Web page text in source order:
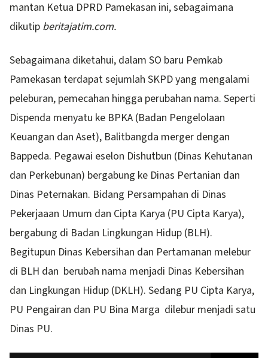
mantan Ketua DPRD Pamekasan ini, sebagaimana
dikutip beritajatim.com.
Sebagaimana diketahui, dalam SO baru Pemkab
Pamekasan terdapat sejumlah SKPD yang mengalami
peleburan, pemecahan hingga perubahan nama. Seperti
Dispenda menyatu ke BPKA (Badan Pengelolaan
Keuangan dan Aset), Balitbangda merger dengan
Bappeda. Pegawai eselon Dishutbun (Dinas Kehutanan
dan Perkebunan) bergabung ke Dinas Pertanian dan
Dinas Peternakan. Bidang Persampahan di Dinas
Pekerjaaan Umum dan Cipta Karya (PU Cipta Karya),
bergabung di Badan Lingkungan Hidup (BLH).
Begitupun Dinas Kebersihan dan Pertamanan melebur
di BLH dan berubah nama menjadi Dinas Kebersihan
dan Lingkungan Hidup (DKLH). Sedang PU Cipta Karya,
PU Pengairan dan PU Bina Marga dilebur menjadi satu
Dinas PU.